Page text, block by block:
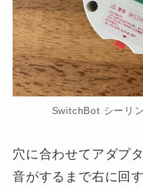
SwitchBot シーリ
穴に合わせてアダプ
音がするまで右に回す